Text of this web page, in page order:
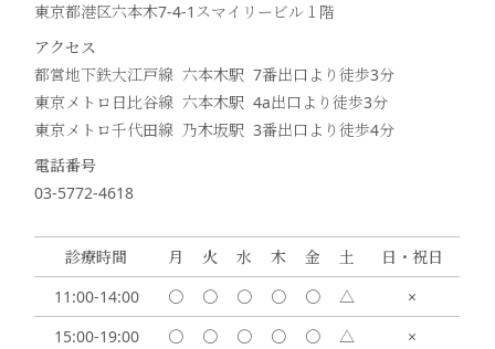
東京都港区六本木7-4-1スマイリービル１階
アクセス
都営地下鉄大江戸線 六本木駅 7番出口より徒歩3分
東京メトロ日比谷線 六本木駅 4a出口より徒歩3分
東京メトロ千代田線 乃木坂駅 3番出口より徒歩4分
電話番号
03-5772-4618
診療時間 月 火 水 木 金 土
日・祝日
11:00-14:00
〇 〇 〇 〇 〇 △
×
15:00-19:00
〇 〇 〇 〇 〇 △
×